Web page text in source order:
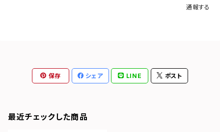
通報する
保存 シェア LINE ポスト
最近チェックした商品